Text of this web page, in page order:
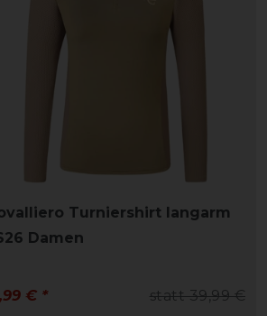
Turniershirt langarm
Damen
statt 39,99 €
€ *